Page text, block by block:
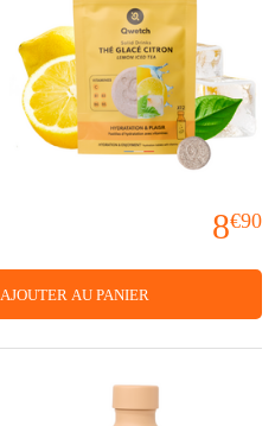
8€90
AJOUTER AU PANIER